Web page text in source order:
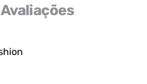
Avaliações